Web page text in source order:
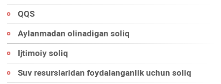
QQS
Aylanmadan olinadigan soliq
Ijtimoiy soliq
Suv resurslaridan foydalanganlik uchun soliq